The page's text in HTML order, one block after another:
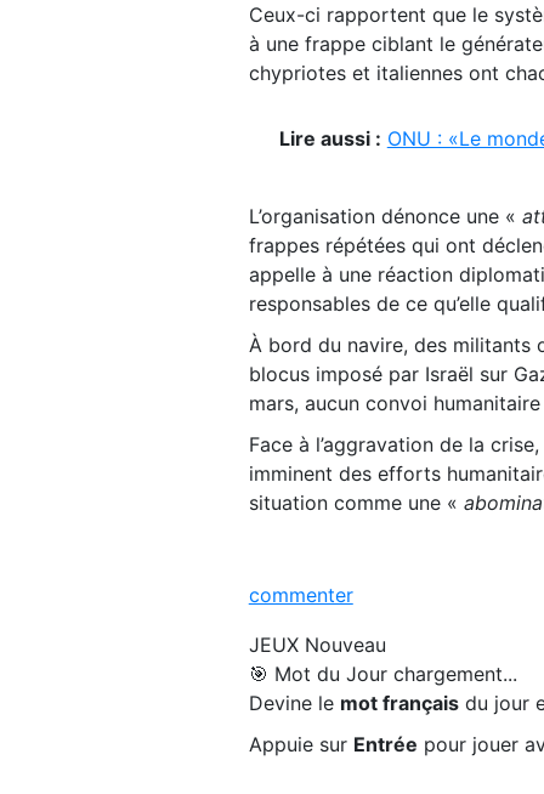
Ceux-ci rapportent que le
à une frappe ciblant le
chypriotes et italiennes ont
Lire aussi : ONU : «Le
L’organisation dénonce une «
frappes répétées qui ont
appelle à une réaction
responsables de ce qu’elle
À bord du navire, des militants
blocus imposé par Israël sur
mars, aucun convoi
Face à l’aggravation de la
imminent des efforts
situation comme une «
commenter
JEUX Nouveau
🎯 Mot du Jour chargement...
Devine le mot françaisdu jour
Appuie sur Entrée pour jouer